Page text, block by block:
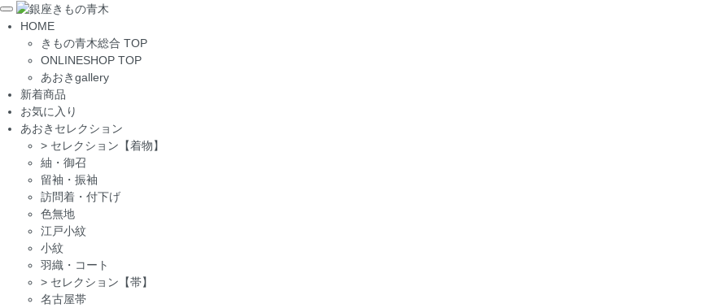
Toggle
navigation
HOME
きもの青木総合 TOP
ONLINESHOP TOP
あおきgallery
新着商品
お気に入り
あおきセレクション
> セレクション【着物】
紬・御召
留袖・振袖
訪問着・付下げ
色無地
江戸小紋
小紋
羽織・コート
> セレクション【帯】
名古屋帯